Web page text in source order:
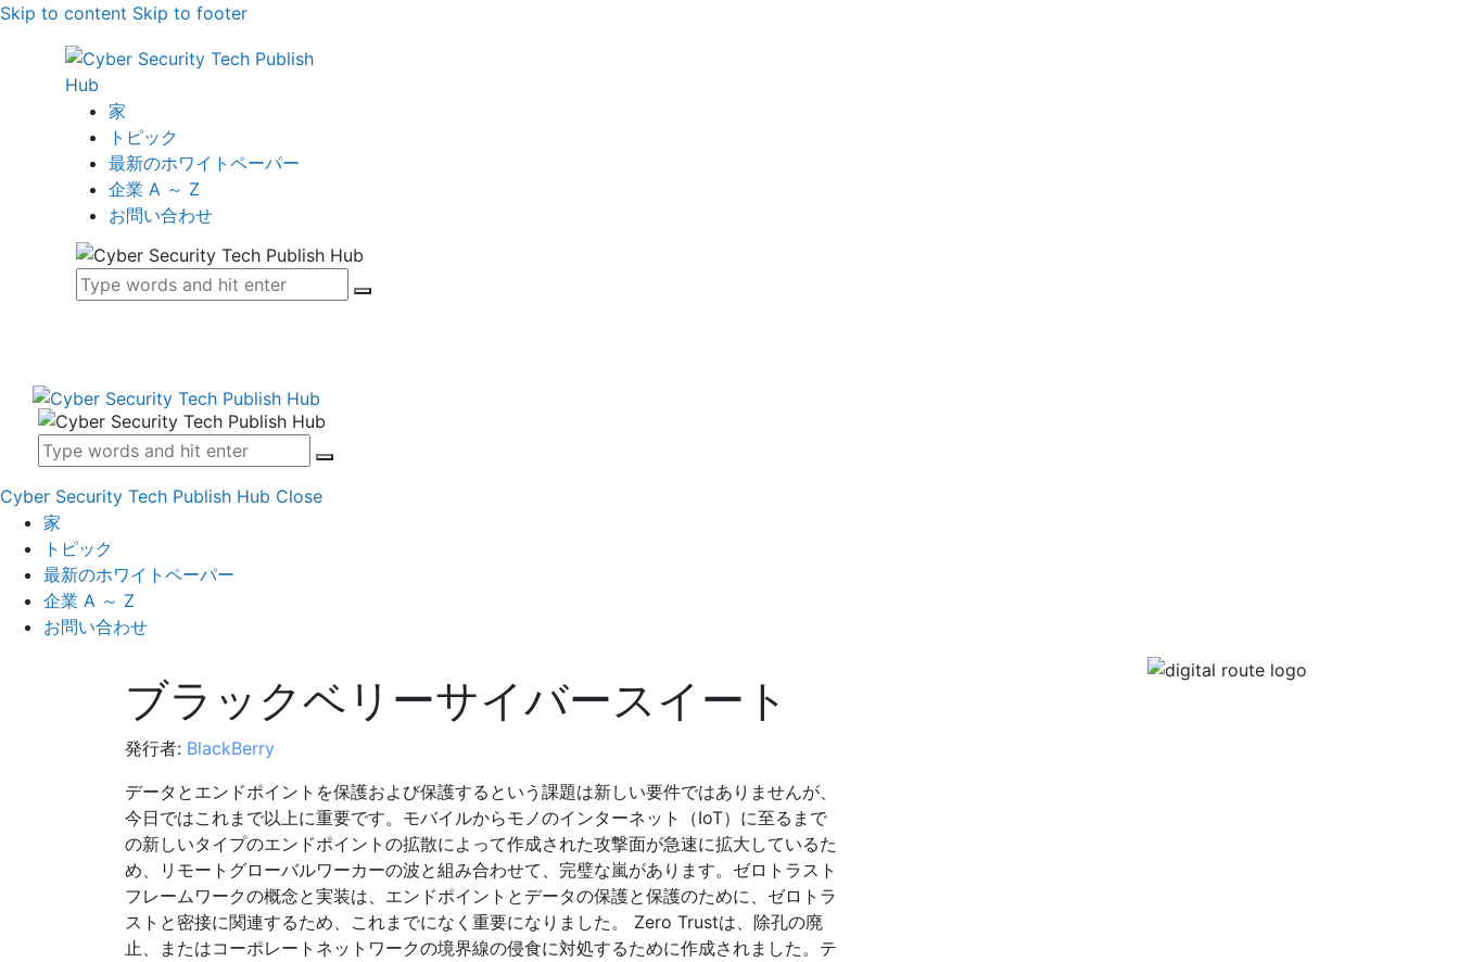
Skip to content Skip to footer
家
トピック
最新のホワイトペーパー
企業 A ～ Z
お問い合わせ
Cyber Security Tech Publish Hub Close
家
トピック
最新のホワイトペーパー
企業 A ～ Z
お問い合わせ
ブラックベリーサイバースイート
発行者: BlackBerry
データとエンドポイントを保護および保護するという課題は新しい要件ではありませんが、
今日ではこれまで以上に重要です。モバイルからモノのインターネット（IoT）に至るまで
の新しいタイプのエンドポイントの拡散によって作成された攻撃面が急速に拡大しているた
め、リモートグローバルワーカーの波と組み合わせて、完璧な嵐があります。ゼロトラスト
フレームワークの概念と実装は、エンドポイントとデータの保護と保護のために、ゼロトラ
ストと密接に関連するため、これまでになく重要になりました。 Zero Trustは、除孔の廃
止、またはコーポレートネットワークの境界線の侵食に対処するために作成されました。テ